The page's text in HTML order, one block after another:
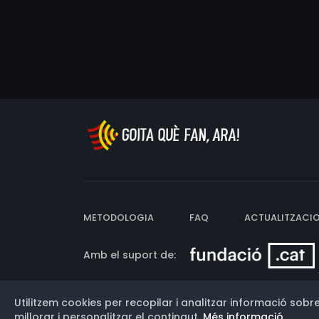
METODOLOGIA FAQ
Amb el suport de:
Versió: 3.13.0.202607011342
Utilitzem cookies per recopilar i analitzar informació